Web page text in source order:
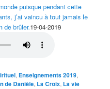
puisque pendant cette
j’ai vaincu à tout jamais le
de brûler.19-04-2019
, Enseignements 2019,
de Danièle, La Croix, La vie